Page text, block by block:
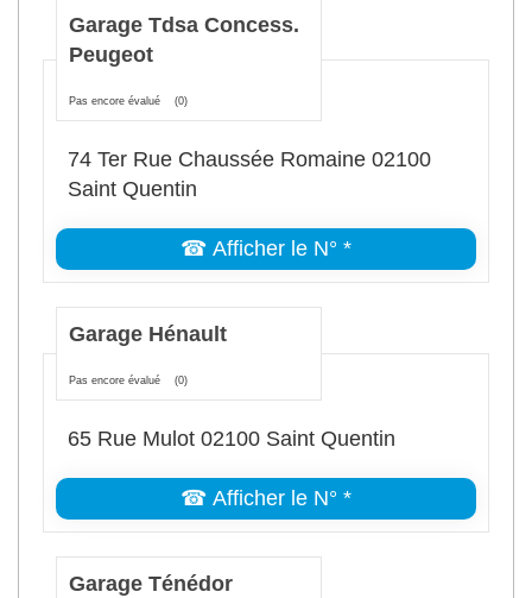
Garage Tdsa Concess.
Peugeot
Pas encore évalué (0)
74 Ter Rue Chaussée Romaine 02100
Saint Quentin
☎ Afficher le N° *
Garage Hénault
Pas encore évalué (0)
65 Rue Mulot 02100 Saint Quentin
☎ Afficher le N° *
Garage Ténédor